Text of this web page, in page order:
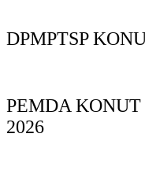
DPMPTSP
PEMDA
2026